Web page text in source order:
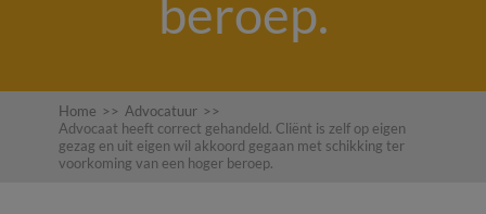
beroep.
Home >> Advocatuur >>
Advocaat heeft correct gehandeld. Cliënt is zelf op eigen
gezag en uit eigen wil akkoord gegaan met schikking ter
voorkoming van een hoger beroep.